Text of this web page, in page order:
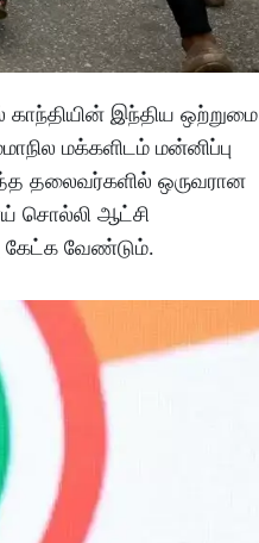
காந்தியின் இந்திய ஒற்றுமை
மக்களிடம் மன்னிப்பு
தலைவர்களில் ஒருவரான
சொல்லி ஆட்சி
கேட்க வேண்டும்.